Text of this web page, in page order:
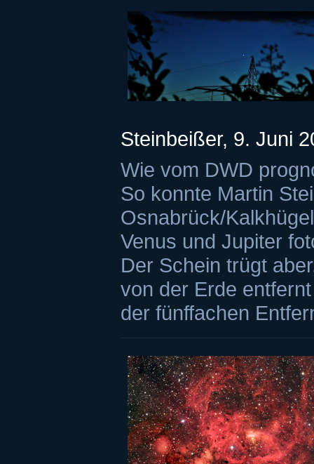
Steinbeißer, 9. Juni
Wie vom DWD
So konnte Martin
Osnabrück/
Venus und Jupiter
Der Schein trügt
von der Erde
der fünffachen